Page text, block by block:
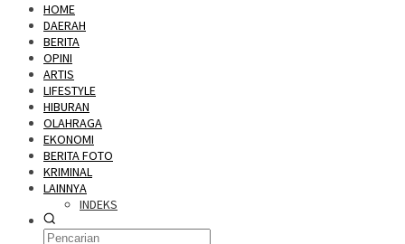
HOME
DAERAH
BERITA
OPINI
ARTIS
LIFESTYLE
HIBURAN
OLAHRAGA
EKONOMI
BERITA FOTO
KRIMINAL
LAINNYA
INDEKS